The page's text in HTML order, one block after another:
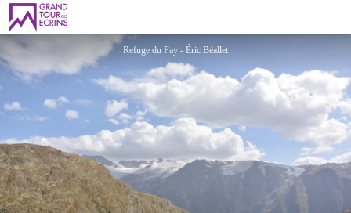
Refuge du Fay
Refuge du Fay - Éric Béallet